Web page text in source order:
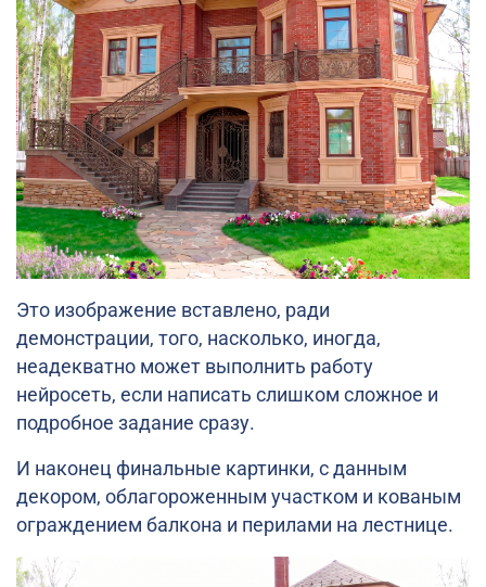
Это изображение вставлено, ради
демонстрации, того, насколько, иногда,
неадекватно может выполнить работу
нейросеть, если написать слишком сложное и
подробное задание сразу.
И наконец финальные картинки, с данным
декором, облагороженным участком и кованым
ограждением балкона и перилами на лестнице.